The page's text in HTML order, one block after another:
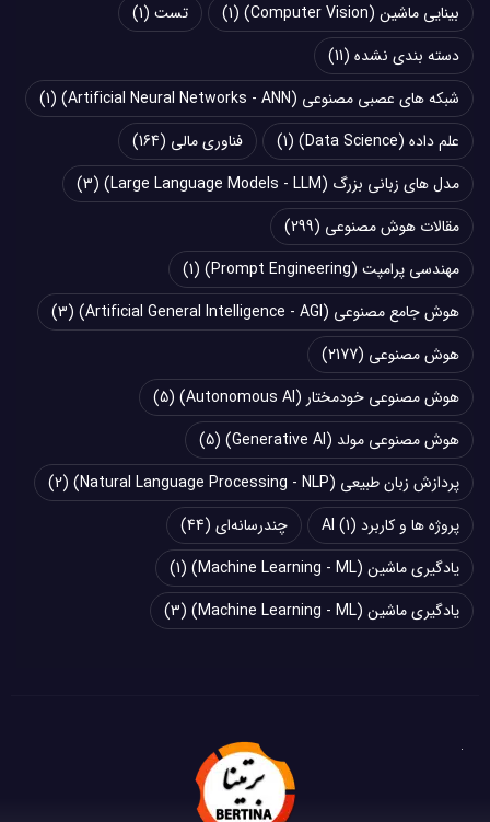
بینایی ماشین (Computer Vision)
(1) تست (1)
دسته بندی نشده (11)
شبکه های عصبی مصنوعی (Artificial Neural Networks - ANN)
(1)
علم داده (Data Science)
(1) فناوری مالی (164)
مدل های زبانی بزرگ (Large Language Models - LLM)
(3)
مقالات هوش مصنوعی (299)
مهندسی پرامپت (Prompt Engineering)
(1)
هوش جامع مصنوعی (Artificial General Intelligence - AGI)
(3)
هوش مصنوعی (2177)
هوش مصنوعی خودمختار (Autonomous AI)
(5)
هوش مصنوعی مولد (Generative AI)
(5)
پردازش زبان طبیعی (Natural Language Processing - NLP)
(2)
پروژه ها و کاربرد AI (1) چند‌‌رسانه‌ای (44)
یادگیری ماشین (Machine Learning - ML)
(1)
یادگیری ماشین (Machine Learning - ML)
(3)